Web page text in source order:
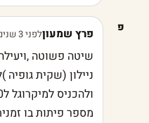
פ פרץ שמעוןלפני 3 שנים
שיטה פשוטה
ניילון (שקית
מספר פיתות בו